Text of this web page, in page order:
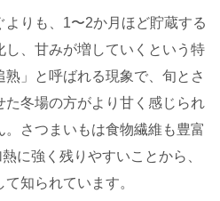
よりも、1〜2か月ほど貯蔵する
し、甘みが増していくという特
」と呼ばれる現象で、旬とさ
た冬場の方がより甘く感じられ
。さつまいもは食物繊維も豊富
に強く残りやすいことから、
知られています。